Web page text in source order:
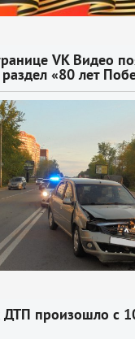
VK Видео
«80 лет
ДТП произошло с